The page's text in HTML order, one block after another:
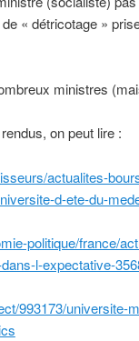
« détricotage »
ministres
on peut lire :
actualites-
d-ete-du-
politique/france/
l-expectative-
993173/universite-